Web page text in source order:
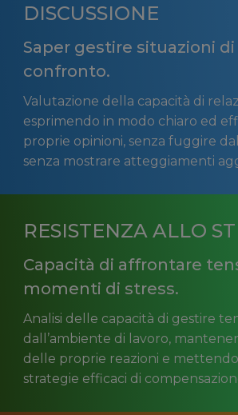
DISCUSSIONE
Saper gestire situazioni
confronto.
Valutazione della capacità di
esprimendo in modo chiaro ed
proprie opinioni, senza fuggire
senza mostrare atteggiamenti
RESISTENZA ALLO
Capacità di affrontare
momenti di stress.
Analisi delle capacità di gestire
dall’ambiente di lavoro,
delle proprie reazioni e
strategie efficaci di